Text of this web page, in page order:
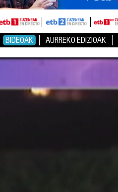
BIDEOAK AURREKO EDIZIOAK